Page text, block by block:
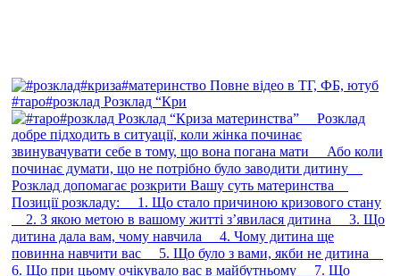
#таро#розклад Розклад “Кри